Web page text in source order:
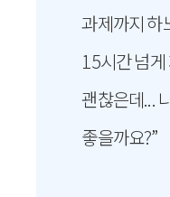
과제까지 하
15시간 넘
괜찮은데...
좋을까요?”